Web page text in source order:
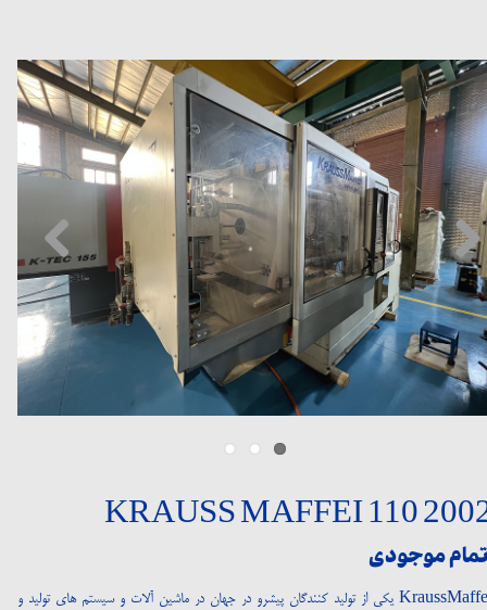
KRAUSS MAFFEI 110
موجودی
KraussMaffei یکی از تولید کنندگان پیشرو در جهان در ماشین آلات و سیستم های تولید و